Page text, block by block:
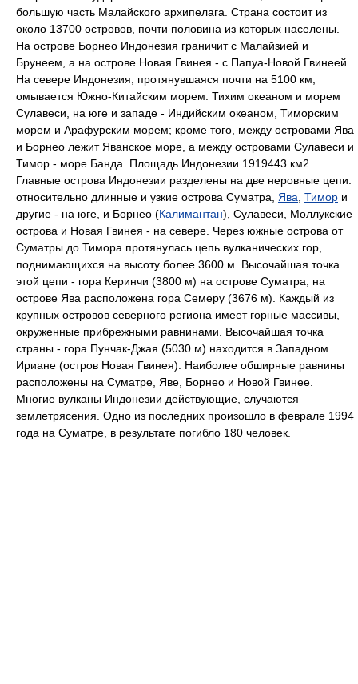
большую часть Малайского архипелага. Страна состоит из
около 13700 островов, почти половина из которых населены.
На острове Борнео Индонезия граничит с Малайзией и
Брунеем, а на острове Новая Гвинея - с Папуа-Новой Гвинеей.
На севере Индонезия, протянувшаяся почти на 5100 км,
омывается Южно-Китайским морем. Тихим океаном и морем
Сулавеси, на юге и западе - Индийским океаном, Тиморским
морем и Арафурским морем; кроме того, между островами Ява
и Борнео лежит Яванское море, а между островами Сулавеси и
Тимор - море Банда. Площадь Индонезии 1919443 км2.
Главные острова Индонезии разделены на две неровные цепи:
относительно длинные и узкие острова Суматра, Ява Тимор и
другие - на юге, и Борнео (Калимантан), Сулавеси, Моллукские
острова и Новая Гвинея - на севере. Через южные острова от
Суматры до Тимора протянулась цепь вулканических гор,
поднимающихся на высоту более 3600 м. Высочайшая точка
этой цепи - гора Керинчи (3800 м) на острове Суматра; на
острове Ява расположена гора Семеру (3676 м). Каждый из
крупных островов северного региона имеет горные массивы,
окруженные прибрежными равнинами. Высочайшая точка
страны - гора Пунчак-Джая (5030 м) находится в Западном
Ириане (остров Новая Гвинея). Наиболее обширные равнины
расположены на Суматре, Яве, Борнео и Новой Гвинее.
Многие вулканы Индонезии действующие, случаются
землетрясения. Одно из последних произошло в феврале 1994
года на Суматре, в результате погибло 180 человек.